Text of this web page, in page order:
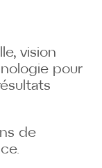
vision
pour
de